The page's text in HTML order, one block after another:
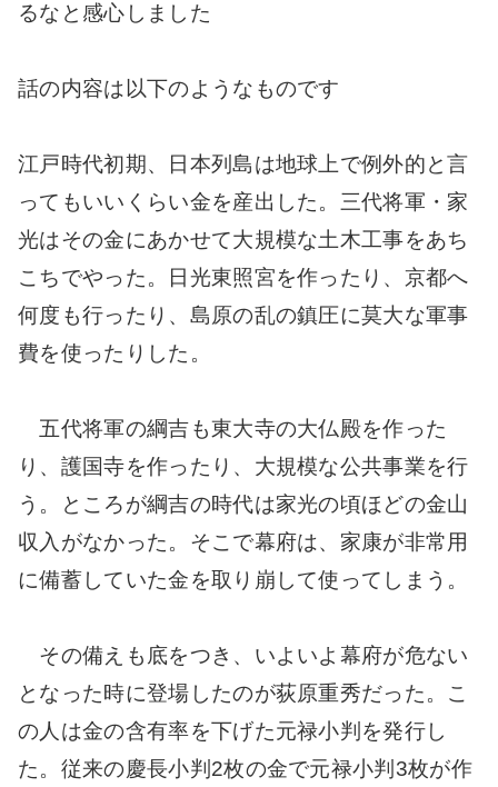
るなと感心しました
話の内容は以下のようなものです
江戸時代初期、日本列島は地球上で例外的と言
ってもいいくらい金を産出した。三代将軍・家
光はその金にあかせて大規模な土木工事をあち
こちでやった。日光東照宮を作ったり、京都へ
何度も行ったり、島原の乱の鎮圧に莫大な軍事
費を使ったりした。
五代将軍の綱吉も東大寺の大仏殿を作った
り、護国寺を作ったり、大規模な公共事業を行
う。ところが綱吉の時代は家光の頃ほどの金山
収入がなかった。そこで幕府は、家康が非常用
に備蓄していた金を取り崩して使ってしまう。
その備えも底をつき、いよいよ幕府が危ない
となった時に登場したのが荻原重秀だった。こ
の人は金の含有率を下げた元禄小判を発行し
た。従来の慶長小判2枚の金で元禄小判3枚が作